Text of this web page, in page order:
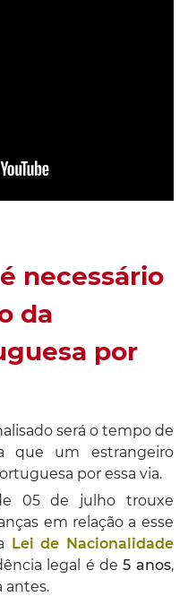
necessário
da
por
será o tempo de
que um estrangeiro
por essa via.
05 de julho trouxe
em relação a esse
Lei de Nacionalidade
legal é de5 anos,
antes.